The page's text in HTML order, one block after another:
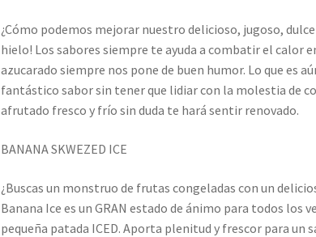
¿Cómo podemos mejorar nuestro delicioso, jugoso,
hielo! Los sabores siempre te ayuda a combatir el calor
azucarado siempre nos pone de buen humor. Lo que es
fantástico sabor sin tener que lidiar con la molestia de
afrutado fresco y frío sin duda te hará sentir renovado.
BANANA SKWEZED ICE
¿Buscas un monstruo de frutas congeladas con un
Banana Ice es un GRAN estado de ánimo para todos los
pequeña patada ICED. Aporta plenitud y frescor para